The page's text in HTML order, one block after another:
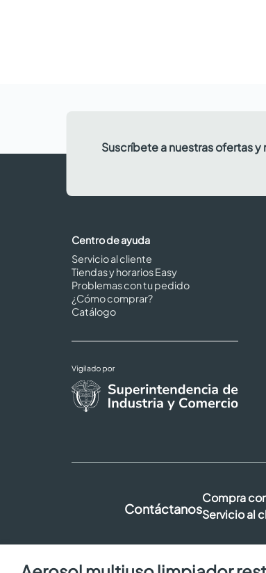
Suscríbete a nuestras ofertas
Centro de ayuda
Servicio al cliente
Tiendas y horarios Easy
Problemas con tu pedido
¿Cómo comprar?
Catálogo
Contáctanos
Compra
Servicio al